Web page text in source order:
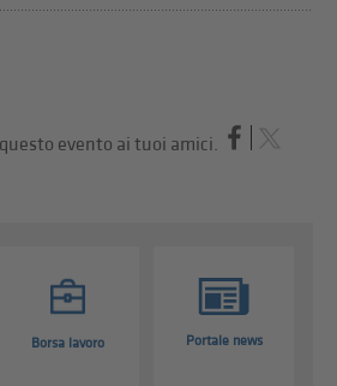
evento ai tuoi amici.
Borsa lavoro Portale news